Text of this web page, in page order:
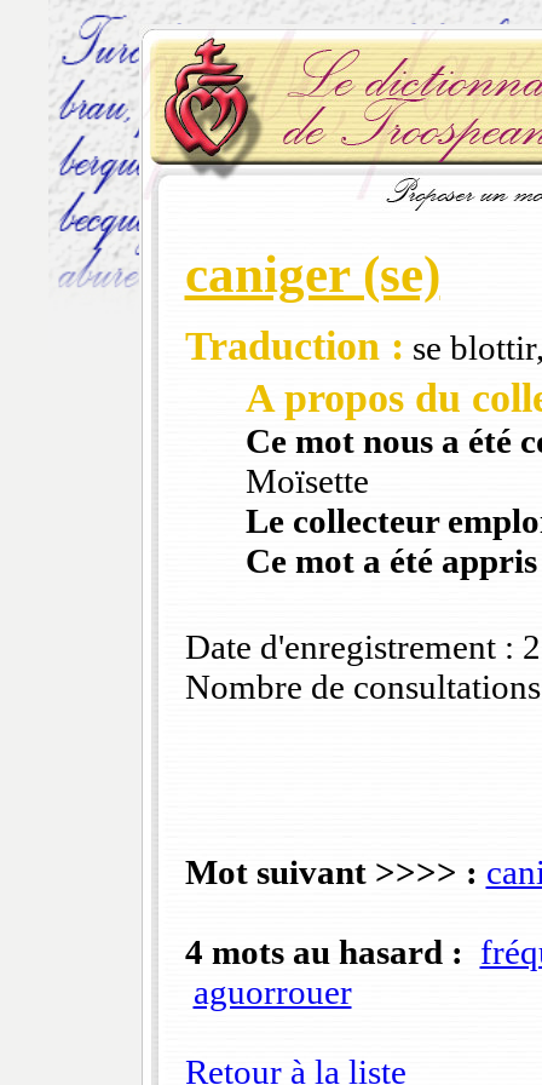
caniger (se)
Traduction : se
A propos du
Ce mot nous a été
Moïsette
Le collecteur
Ce mot a été
Date d'enregistrement :
Nombre de
Mot suivant >>>> :
4 mots au hasard :
aguorrouer
Retour à la liste